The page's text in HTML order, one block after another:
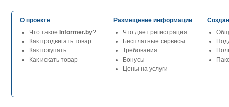
О проекте
Что такое Informer.by?
Как продвигать товар
Как покупать
Как искать товар
Размещение информации
Что дает регистрация
Бесплатные сервисы
Требования
Бонусы
Цены на услуги